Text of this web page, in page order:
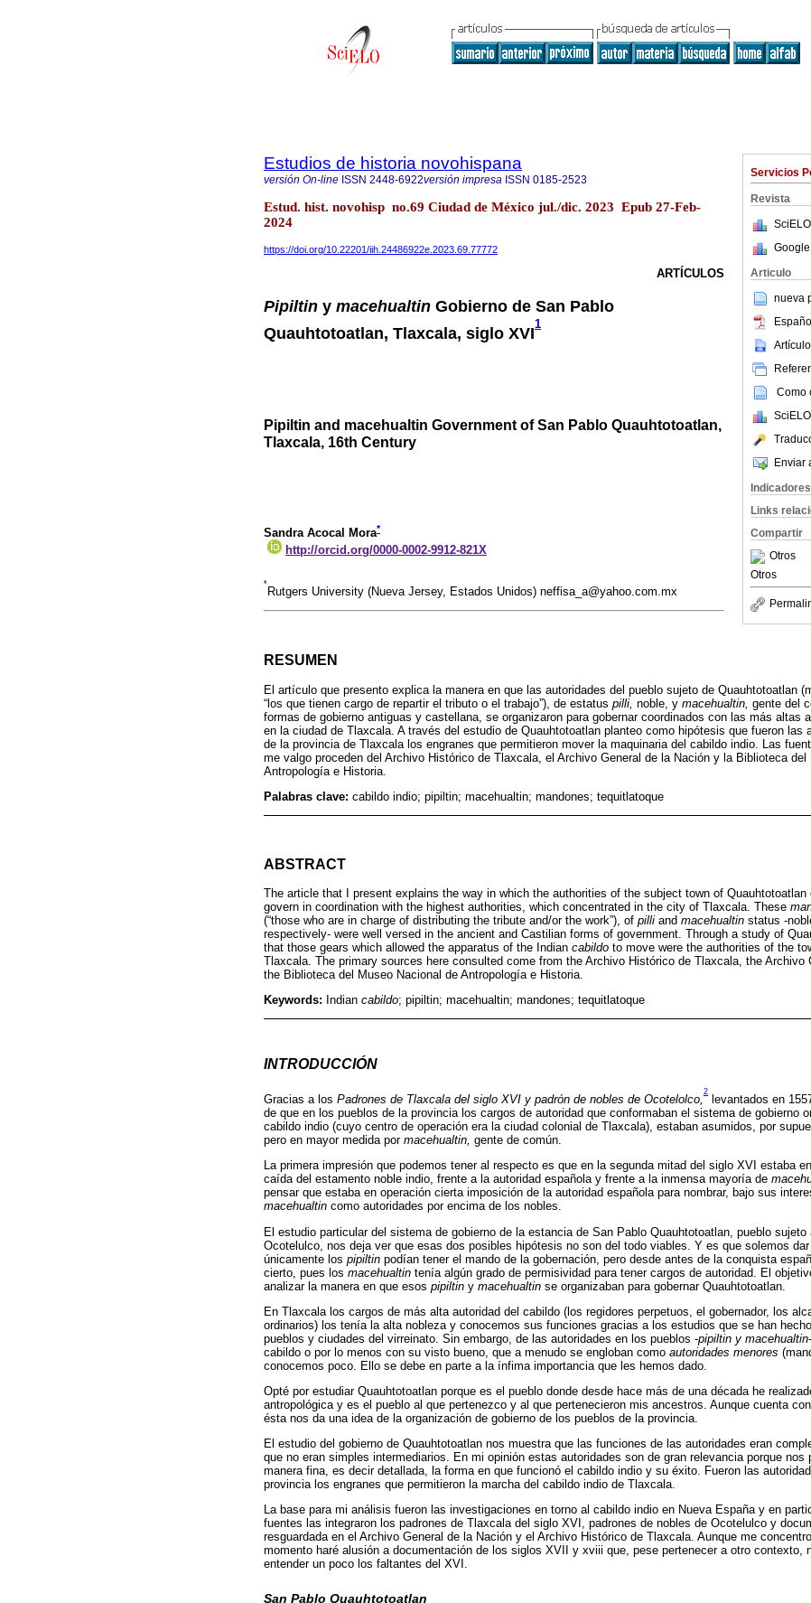
Servicios
Revista
Articulo
nueva
Como
Enviar
Indicadores
Links
Compartir
Otros
Otros
Estudios de historia novohispana
versión On-line ISSN 2448-6922versión impresa ISSN 0185-2523
Estud. hist. novohisp no.69 Ciudad de México jul./dic. 2023 Epub 27-Feb-
2024
https://doi.org/10.22201/iih.24486922e.2023.69.77772
ARTÍCULOS
Pipiltin y macehualtin Gobierno de San Pablo
Quauhtotoatlan, Tlaxcala, siglo XVI
1
Pipiltin and macehualtin Government of San Pablo Quauhtotoatlan,
Tlaxcala, 16th Century
Sandra Acocal Mora*
http://orcid.org/0000-0002-9912-821X
*
Rutgers University (Nueva Jersey, Estados Unidos) neffisa_a@yahoo.com.mx
RESUMEN
El artículo que presento explica la manera en que las autoridades del pueblo sujeto de Quauhtotoatlan
“los que tienen cargo de repartir el tributo o el trabajo”), de estatus pilli, noble, y macehualtin, gente del
formas de gobierno antiguas y castellana, se organizaron para gobernar coordinados con las más altas
en la ciudad de Tlaxcala. A través del estudio de Quauhtotoatlan planteo como hipótesis que fueron las
de la provincia de Tlaxcala los engranes que permitieron mover la maquinaria del cabildo indio. Las
me valgo proceden del Archivo Histórico de Tlaxcala, el Archivo General de la Nación y la Biblioteca del
Antropología e Historia.
Palabras clave: cabildo indio; pipiltin; macehualtin; mandones; tequitlatoque
ABSTRACT
The article that I present explains the way in which the authorities of the subject town of
govern in coordination with the highest authorities, which concentrated in the city of Tlaxcala. These
(“those who are in charge of distributing the tribute and/or the work”), of pilli and macehualtin status -
respectively- were well versed in the ancient and Castilian forms of government. Through a study of
that those gears which allowed the apparatus of the Indian cabildo to move were the authorities of the
Tlaxcala. The primary sources here consulted come from the Archivo Histórico de Tlaxcala, the Archivo
the Biblioteca del Museo Nacional de Antropología e Historia.
Keywords: Indian cabildo; pipiltin; macehualtin; mandones; tequitlatoque
INTRODUCCIÓN
Gracias a los Padrones de Tlaxcala del siglo XVI y padrón de nobles de Ocotelolco,
2
levantados en
de que en los pueblos de la provincia los cargos de autoridad que conformaban el sistema de gobierno
cabildo indio (cuyo centro de operación era la ciudad colonial de Tlaxcala), estaban asumidos, por
pero en mayor medida por macehualtin, gente de común.
La primera impresión que podemos tener al respecto es que en la segunda mitad del siglo XVI estaba
caída del estamento noble indio, frente a la autoridad española y frente a la inmensa mayoría de
pensar que estaba en operación cierta imposición de la autoridad española para nombrar, bajo sus
macehualtin como autoridades por encima de los nobles.
El estudio particular del sistema de gobierno de la estancia de San Pablo Quauhtotoatlan, pueblo sujeto
Ocotelulco, nos deja ver que esas dos posibles hipótesis no son del todo viables. Y es que solemos
únicamente los pipiltin podían tener el mando de la gobernación, pero desde antes de la conquista
cierto, pues los macehualtin tenía algún grado de permisividad para tener cargos de autoridad. El
analizar la manera en que esos pipiltin y macehualtin se organizaban para gobernar Quauhtotoatlan.
En Tlaxcala los cargos de más alta autoridad del cabildo (los regidores perpetuos, el gobernador, los
ordinarios) los tenía la alta nobleza y conocemos sus funciones gracias a los estudios que se han
pueblos y ciudades del virreinato. Sin embargo, de las autoridades en los pueblos -pipiltin y macehualtin
cabildo o por lo menos con su visto bueno, que a menudo se engloban como autoridades menores
conocemos poco. Ello se debe en parte a la ínfima importancia que les hemos dado.
Opté por estudiar Quauhtotoatlan porque es el pueblo donde desde hace más de una década he
antropológica y es el pueblo al que pertenezco y al que pertenecieron mis ancestros. Aunque cuenta
ésta nos da una idea de la organización de gobierno de los pueblos de la provincia.
El estudio del gobierno de Quauhtotoatlan nos muestra que las funciones de las autoridades eran
que no eran simples intermediarios. En mi opinión estas autoridades son de gran relevancia porque nos
manera fina, es decir detallada, la forma en que funcionó el cabildo indio y su éxito. Fueron las
provincia los engranes que permitieron la marcha del cabildo indio de Tlaxcala.
La base para mi análisis fueron las investigaciones en torno al cabildo indio en Nueva España y en
fuentes las integraron los padrones de Tlaxcala del siglo XVI, padrones de nobles de Ocotelulco y
resguardada en el Archivo General de la Nación y el Archivo Histórico de Tlaxcala. Aunque me
momento haré alusión a documentación de los siglos XVII y xviii que, pese pertenecer a otro contexto,
entender un poco los faltantes del XVI.
San Pablo Quauhtotoatlan